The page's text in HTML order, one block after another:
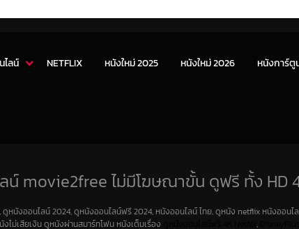
ไลน์ NETFLIX หนังใหม่ 2025 หนังใหม่ 2026 หนังการ์ตู
น์ movie2free ไม่มีโฆษณาขั้น ดูฟรี ทั้ง HD
ดูหนังออนไลน์ 2024, ดูหนังออนไลน์ฟรี 2024, หนังออนไลน์ ไทย, ดูหนัง netflix หนังออน
งไม่เสียเงิน ดูหนังผ่านสมาร์ทโฟน หนังเต็มเรื่อง ,